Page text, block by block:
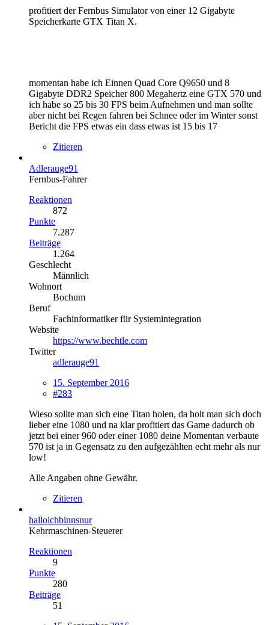
profitiert der Fernbus Simulator von einer 12 Gigabyte
Speicherkarte GTX Titan X.
momentan habe ich Einnen Quad Core Q9650 und 8
Gigabyte DDR2 Speicher 800 Megahertz eine GTX 570 und
ich habe so 25 bis 30 FPS beim Aufnehmen und man sollte
aber nicht bei Regen fahren bei Schnee oder im Winter sonst
Bericht die FPS etwas ein dass etwas ist 15 bis 17
Zitieren
Adlerauge91
Fernbus-Fahrer
Reaktionen
872
Punkte
7.287
Beiträge
1.264
Geschlecht
Männlich
Wohnort
Bochum
Beruf
Fachinformatiker für Systemintegration
Website
https://www.bechtle.com
Twitter
adlerauge91
15. September 2016
#283
Wieso sollte man sich eine Titan holen, da holt man sich doch
lieber eine 1080 und na klar profitiert das Game dadurch ob
jetzt bei einer 960 oder einer 1080 deine Momentan verbaute
570 ist ja in Gegensatz zu den aufgezählten echt mehr als nur
low!
Alle Angaben ohne Gewähr.
Zitieren
halloichbinnsnur
Kehrmaschinen-Steuerer
Reaktionen
9
Punkte
280
Beiträge
51